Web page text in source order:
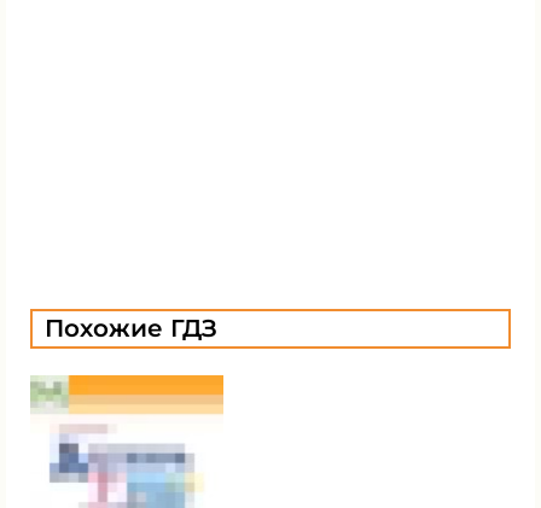
Похожие ГДЗ